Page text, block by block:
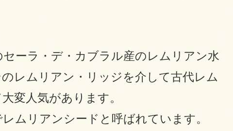
ーラ・デ・カブラル産のレムリアン水
レムリアン・リッジを介して古代レム
変人気があります。
ムリアンシードと呼ばれています。